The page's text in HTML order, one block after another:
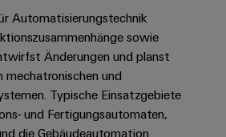
Automatisierungstechnik
sowie
Änderungen und planst
mechatronischen und
Typische Einsatzgebiete
und Fertigungsautomaten,
die Gebäudeautomation.